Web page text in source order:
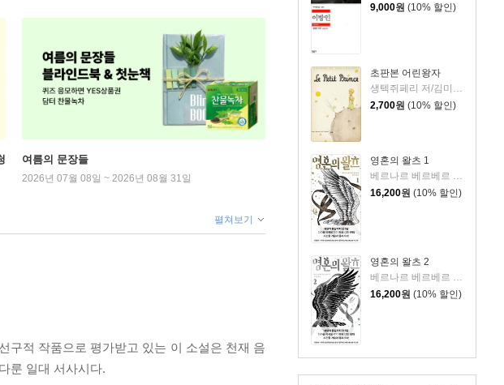
9,000원 (10% 할인)
초판본 어린왕자
생텍쥐페리 저/김미정 역
2,700원 (10% 할인)
영혼의 왈츠 1
16,200원 (10% 할인)
영혼의 왈츠 2
베르나르 베르베르 저/전미연 역
16,200원 (10% 할인)
여름의 문장들
2026년 07월 08일 ~ 2026년 08월 31일
펼쳐보기
구적 작품으로 평가받고 있는 이 소설은 천재 음
룬 일대 서사시다.